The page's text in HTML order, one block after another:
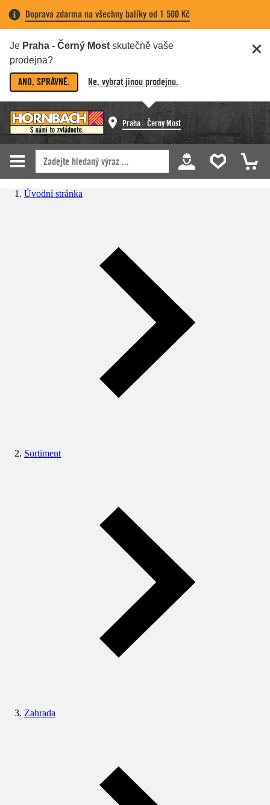
Doprava zdarma na všechny balíky od 1 500 Kč
Je Praha - Černý Most skutečně vaše
prodejna?
ANO, SPRÁVNĚ. Ne, vybrat jinou prodejnu.
Praha - Černý Most
Úvodní stránka
Sortiment
Zahrada